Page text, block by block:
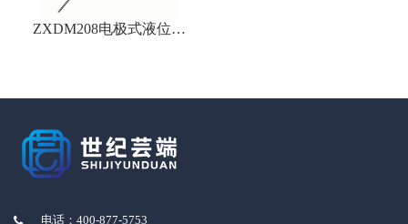
ZXDM208电极式液位开
电话：400-877-5753